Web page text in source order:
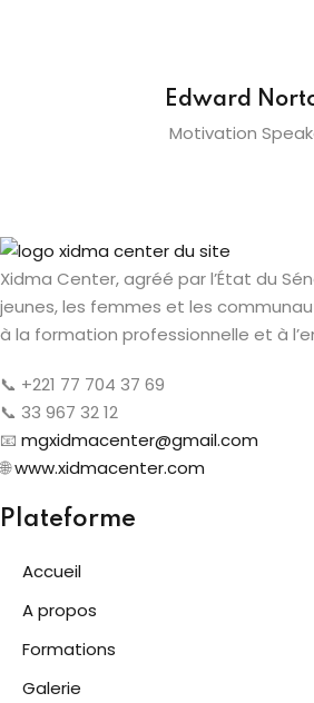
Edward
Motivation
Xidma Center, agréé par l’État du
jeunes, les femmes et les
à la formation professionnelle et à
📞 +221 77 704 37 69
📞 33 967 32 12
📧 mgxidmacenter@gmail.com
🌐www.xidmacenter.com
Plateforme
Accueil
A propos
Formations
Galerie